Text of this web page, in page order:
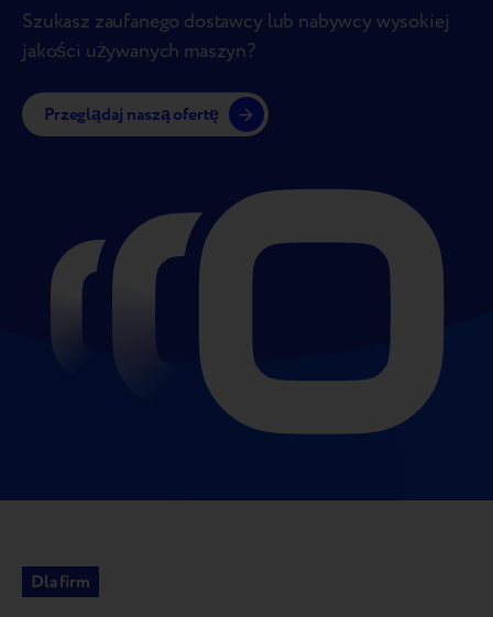
Szukasz zaufanego dostawcy lub nabywcy wysokiej
jakości używanych maszyn?
Przeglądaj naszą ofertę
Dla firm